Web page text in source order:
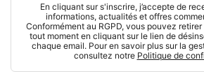
En cliquant sur s'inscrire, j’accepte de
informations, actualités et offres
Conformément au RGPD, vous pouvez
tout moment en cliquant sur le lien de
chaque email. Pour en savoir plus sur la
consultez notre Politique de